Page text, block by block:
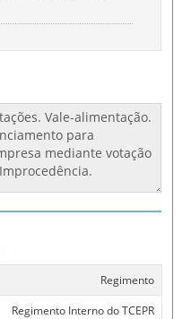
Regimento
Regimento Interno do TCEPR